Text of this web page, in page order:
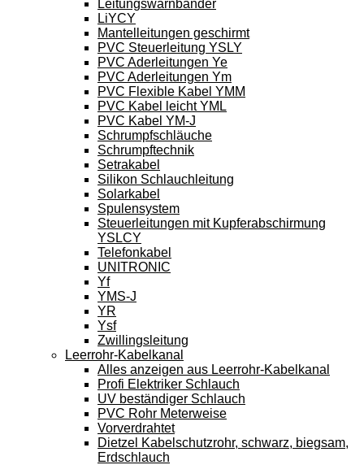
Leitungswarnbänder
LiYCY
Mantelleitungen geschirmt
PVC Steuerleitung YSLY
PVC Aderleitungen Ye
PVC Aderleitungen Ym
PVC Flexible Kabel YMM
PVC Kabel leicht YML
PVC Kabel YM-J
Schrumpfschläuche
Schrumpftechnik
Setrakabel
Silikon Schlauchleitung
Solarkabel
Spulensystem
Steuerleitungen mit Kupferabschirmung
YSLCY
Telefonkabel
UNITRONIC
Yf
YMS-J
YR
Ysf
Zwillingsleitung
Leerrohr-Kabelkanal
Alles anzeigen aus Leerrohr-Kabelkanal
Profi Elektriker Schlauch
UV beständiger Schlauch
PVC Rohr Meterweise
Vorverdrahtet
Dietzel Kabelschutzrohr, schwarz, biegsam,
Erdschlauch